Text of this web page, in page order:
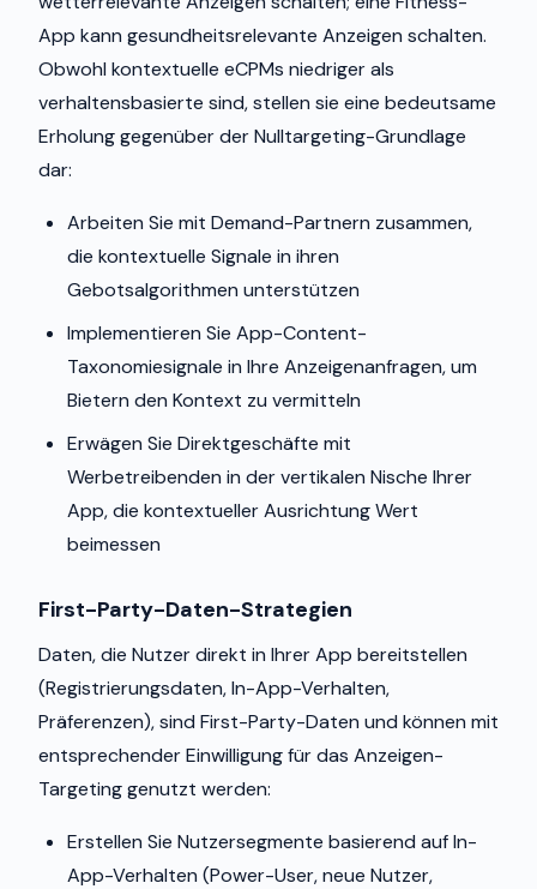
App kann gesundheitsrelevante Anzeigen schalten.
Obwohl kontextuelle eCPMs niedriger als
verhaltensbasierte sind, stellen sie eine bedeutsame
Erholung gegenüber der Nulltargeting-Grundlage
dar:
Arbeiten Sie mit Demand-Partnern zusammen,
die kontextuelle Signale in ihren
Gebotsalgorithmen unterstützen
Implementieren Sie App-Content-
Taxonomiesignale in Ihre Anzeigenanfragen, um
Bietern den Kontext zu vermitteln
Erwägen Sie Direktgeschäfte mit
Werbetreibenden in der vertikalen Nische Ihrer
App, die kontextueller Ausrichtung Wert
beimessen
First-Party-Daten-Strategien
Daten, die Nutzer direkt in Ihrer App bereitstellen
(Registrierungsdaten, In-App-Verhalten,
Präferenzen), sind First-Party-Daten und können mit
entsprechender Einwilligung für das Anzeigen-
Targeting genutzt werden:
Erstellen Sie Nutzersegmente basierend auf In-
App-Verhalten (Power-User, neue Nutzer,